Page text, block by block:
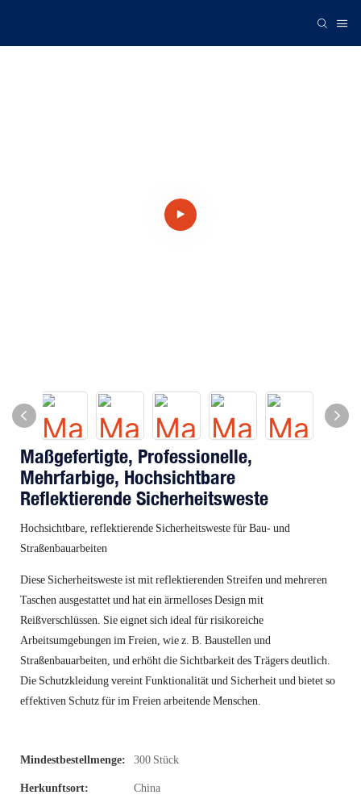
Maßgefertigte, Professionelle,
Mehrfarbige, Hochsichtbare
Reflektierende Sicherheitsweste
Hochsichtbare, reflektierende Sicherheitsweste für Bau- und
Straßenbauarbeiten
Diese Sicherheitsweste ist mit reflektierenden Streifen und mehreren
Taschen ausgestattet und hat ein ärmelloses Design mit
Reißverschlüssen. Sie eignet sich ideal für risikoreiche
Arbeitsumgebungen im Freien, wie z. B. Baustellen und
Straßenbauarbeiten, und erhöht die Sichtbarkeit des Trägers deutlich.
Die Schutzkleidung vereint Funktionalität und Sicherheit und bietet so
effektiven Schutz für im Freien arbeitende Menschen.
Mindestbestellmenge: 300 Stück
Herkunftsort: China